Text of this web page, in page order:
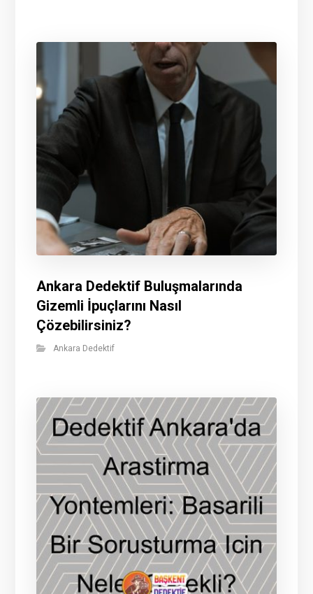
Ankara Dedektif Buluşmalarında
Gizemli İpuçlarını Nasıl
Çözebilirsiniz?
Ankara Dedektif